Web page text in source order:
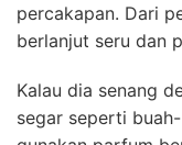
percakapan. Dari
berlanjut seru dan
Kalau dia senang
segar seperti